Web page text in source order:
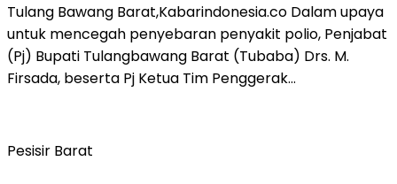
Tulang Bawang Barat,Kabarindonesia.co Dalam upaya
untuk mencegah penyebaran penyakit polio, Penjabat
(Pj) Bupati Tulangbawang Barat (Tubaba) Drs. M.
Firsada, beserta Pj Ketua Tim Penggerak…
Pesisir Barat